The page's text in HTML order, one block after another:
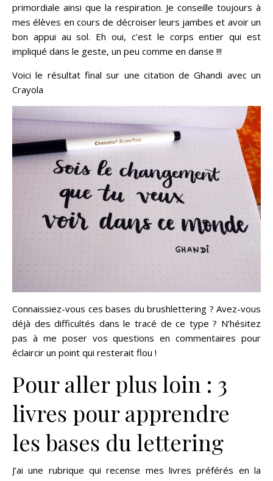
primordiale ainsi que la respiration. Je conseille toujours à
mes élèves en cours de décroiser leurs jambes et avoir un
bon appui au sol. Eh oui, c’est le corps entier qui est
impliqué dans le geste, un peu comme en danse !!!
Voici le résultat final sur une citation de Ghandi avec un
Crayola
Connaissiez-vous ces bases du brushlettering ? Avez-vous
déjà des difficultés dans le tracé de ce type ? N’hésitez
pas à me poser vos questions en commentaires pour
éclaircir un point qui resterait flou !
Pour aller plus loin : 3
livres pour apprendre
les bases du lettering
J’ai une rubrique qui recense mes livres préférés en la